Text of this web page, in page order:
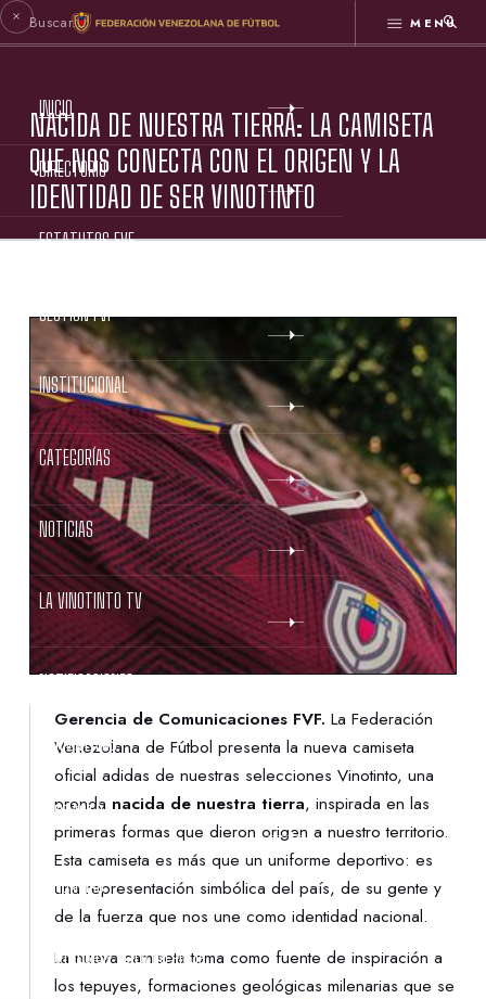
MENÚ
INICIO
DIRECTORIO
ESTATUTOS FVF
GESTIÓN FVF
INSTITUCIONAL
CATEGORÍAS
NOTICIAS
LA VINOTINTO TV
NOTIFICACIONES
NORMATIVAS
CONTACTO
DENUNCIAS
PROTECCIÓN DE LA INFANCIA
NACIDA DE NUESTRA TIERRA: LA CAMISETA
QUE NOS CONECTA CON EL ORIGEN Y LA
IDENTIDAD DE SER VINOTINTO
Gerencia de Comunicaciones FVF. La Federación
Venezolana de Fútbol presenta la nueva camiseta
oficial adidas de nuestras selecciones Vinotinto, una
prenda nacida de nuestra tierra, inspirada en las
primeras formas que dieron origen a nuestro territorio.
Esta camiseta es más que un uniforme deportivo: es
una representación simbólica del país, de su gente y
de la fuerza que nos une como identidad nacional.
La nueva camiseta toma como fuente de inspiración a
los tepuyes, formaciones geológicas milenarias que se